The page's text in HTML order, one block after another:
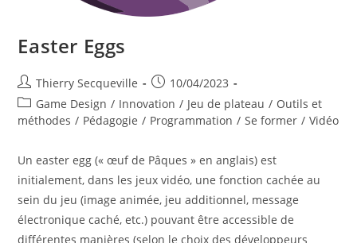
Easter Eggs
Auteur/autrice
de
la
Thierry Secqueville
Publication
publiée :
10/04/2023
Post
category:
Game Design / Innovation / Jeu de plateau / Outils et
méthodes / Pédagogie / Programmation / Se former / Vidéo
Un easter egg (« œuf de Pâques » en anglais) est
initialement, dans les jeux vidéo, une fonction cachée au
sein du jeu (image animée, jeu additionnel, message
électronique caché, etc.) pouvant être accessible de
différentes manières (selon le choix des développeurs